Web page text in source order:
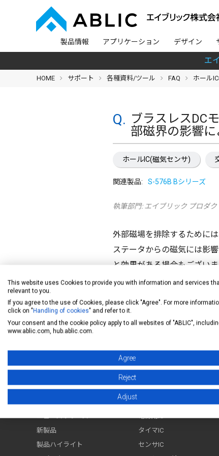
製品情報 アプリケーション デザイン
エ
HOME サポート 各種資料/ツール FAQ ホール
ブラスレスDC
部磁界の影響
ホールIC(磁気センサ)
関連製品: S-576B Bシリーズ
執筆部門:エイブリック プロダ
外部磁場を排除するために
ステータからの磁気には影
と効果がある場合もございま
FAQ一覧へ
アナログ半導体専業メーカー エイブリック株式
ニュースリリース
新製品
製品ハイライト
電源用IC
タイマIC
センサIC
This website uses Cookies to provide you with information and services
relevant to you.
If you agree to the use of Cookies, please click "Agree". For more
click on "Handling of cookies" and refer to it.
Your consent and the cookie policy apply to all websites of "ABLIC",
www.ablic.com, hub.ablic.com.
Agree
Reject
Adjust